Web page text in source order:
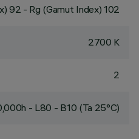
92 - Rg (Gamut Index) 102
2700 K
2
- L80 - B10 (Ta 25°C)